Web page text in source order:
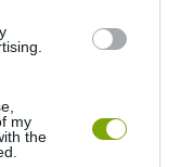
my
the
A MAI NAPIG